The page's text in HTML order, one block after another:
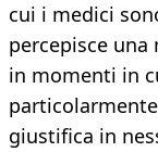
cui i medici
percepisce
in momenti in
giustifica in